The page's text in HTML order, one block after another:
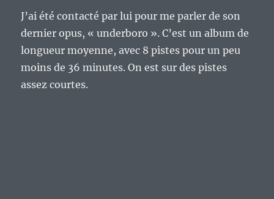
J’ai été contacté par lui pour me parler de son
dernier opus, « underboro ». C’est un album de
longueur moyenne, avec 8 pistes pour un peu
moins de 36 minutes. On est sur des pistes
assez courtes.